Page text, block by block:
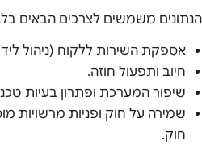
הנתונים משמשים לצרכים הבאים
אספקת השירות ללקוח (ניהול
חיוב ותפעול חוזה.
שיפור המערכת ופתרון בעיות
שמירה על חוק ופניות מרשויות
חוק.